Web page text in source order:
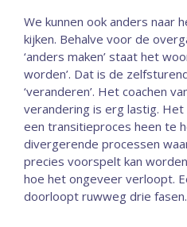
We kunnen ook anders naar
kijken. Behalve voor de
‘anders maken’ staat het
worden’. Dat is de
‘veranderen’. Het coachen
verandering is erg lastig.
een transitieproces heen te
divergerende processen
precies voorspelt kan
hoe het ongeveer verloopt.
doorloopt ruwweg drie fasen.